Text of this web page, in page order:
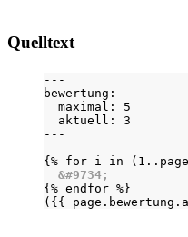
Quelltext
---
bewertung:
  maximal: 5
  aktuell: 3
---
{% for i in
&#9734;
{% endfor %}
({{